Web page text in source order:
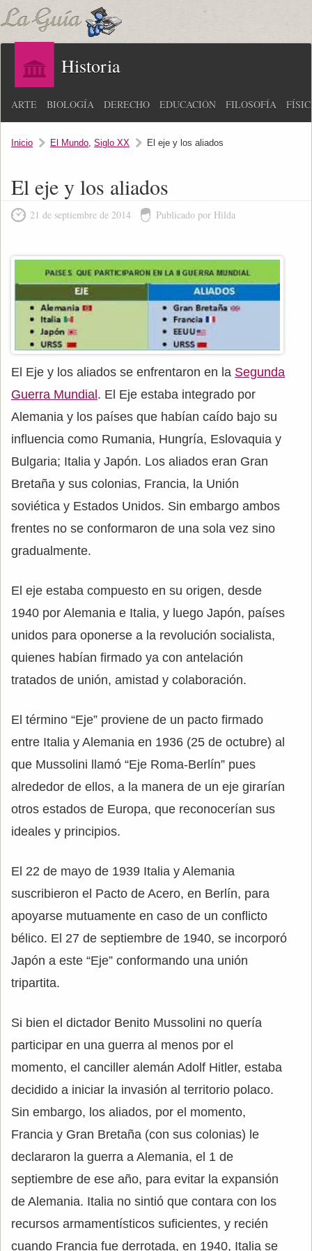
Historia
ARTE BIOLOGÍA DERECHO EDUCACIÓN FILOSOFÍA
Inicio El Mundo, Siglo XX El eje y los aliados
El eje y los aliados
21 de septiembre de 2014 Publicado por Hilda
El Eje y los aliados se enfrentaron en la Segunda
Guerra Mundial. El Eje estaba integrado por
Alemania y los países que habían caído bajo su
influencia como Rumania, Hungría, Eslovaquia y
Bulgaria; Italia y Japón. Los aliados eran Gran
Bretaña y sus colonias, Francia, la Unión
soviética y Estados Unidos. Sin embargo ambos
frentes no se conformaron de una sola vez sino
gradualmente.
El eje estaba compuesto en su origen, desde
1940 por Alemania e Italia, y luego Japón, países
unidos para oponerse a la revolución socialista,
quienes habían firmado ya con antelación
tratados de unión, amistad y colaboración.
El término “Eje” proviene de un pacto firmado
entre Italia y Alemania en 1936 (25 de octubre) al
que Mussolini llamó “Eje Roma-Berlín” pues
alrededor de ellos, a la manera de un eje girarían
otros estados de Europa, que reconocerían sus
ideales y principios.
El 22 de mayo de 1939 Italia y Alemania
suscribieron el Pacto de Acero, en Berlín, para
apoyarse mutuamente en caso de un conflicto
bélico. El 27 de septiembre de 1940, se incorporó
Japón a este “Eje” conformando una unión
tripartita.
Si bien el dictador Benito Mussolini no quería
participar en una guerra al menos por el
momento, el canciller alemán Adolf Hitler, estaba
decidido a iniciar la invasión al territorio polaco.
Sin embargo, los aliados, por el momento,
Francia y Gran Bretaña (con sus colonias) le
declararon la guerra a Alemania, el 1 de
septiembre de ese año, para evitar la expansión
de Alemania. Italia no sintió que contara con los
recursos armamentísticos suficientes, y recién
cuando Francia fue derrotada, en 1940, Italia se